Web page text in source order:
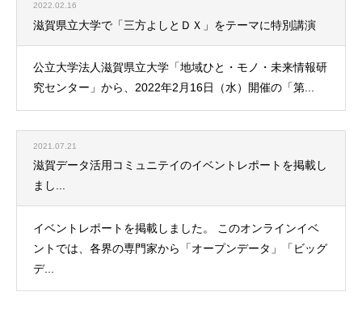
2022.02.16
滋賀県立大学で「三方よしとＤＸ」をテーマに特別講演
公立大学法人滋賀県立大学「地域ひと・モノ・未来情報研
究センター」から、2022年2月16日（水）開催の「第...
2021.07.21
滋賀データ活用コミュニテイのイベントレポートを掲載し
まし...
イベントレポートを掲載しました。 このオンラインイベ
ントでは、各界の専門家から「オープンデータ」「ビッグ
デ...